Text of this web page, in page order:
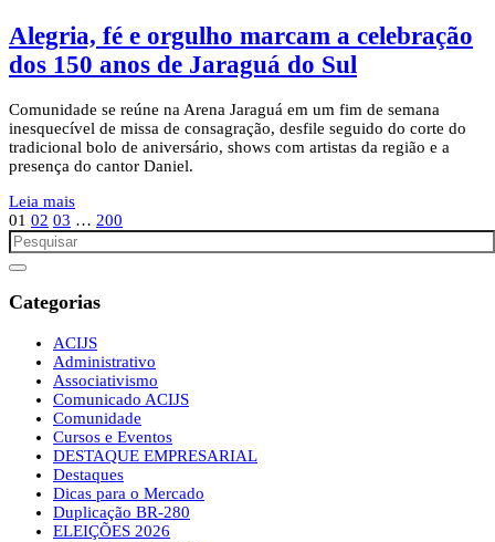
Alegria, fé e orgulho marcam a celebração
dos 150 anos de Jaraguá do Sul
Comunidade se reúne na Arena Jaraguá em um fim de semana
inesquecível de missa de consagração, desfile seguido do corte do
tradicional bolo de aniversário, shows com artistas da região e a
presença do cantor Daniel.
Leia mais
01 02 03 … 200
Categorias
ACIJS
Administrativo
Associativismo
Comunicado ACIJS
Comunidade
Cursos e Eventos
DESTAQUE EMPRESARIAL
Destaques
Dicas para o Mercado
Duplicação BR-280
ELEIÇÕES 2026